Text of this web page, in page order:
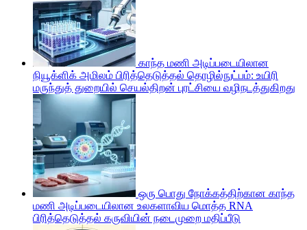
காந்த மணி அடிப்படையிலான
நியூக்ளிக் அமிலம் பிரித்தெடுத்தல் தொழில்நுட்பம்: உயிரி
மருந்துத் துறையில் செயல்திறன் புரட்சியை வழிநடத்துகிறது
ஒரு பொது நோக்கத்திற்கான காந்த
மணி அடிப்படையிலான உலகளாவிய மொத்த RNA
பிரித்தெடுத்தல் கருவியின் நடைமுறை மதிப்பீடு